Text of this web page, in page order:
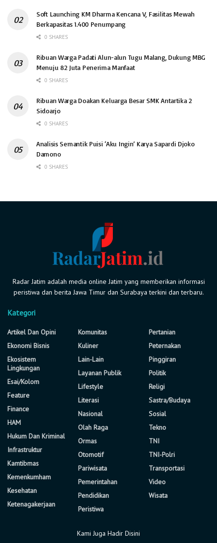
Soft Launching KM Dharma Kencana V, Fasilitas Mewah
Berkapasitas 1.400 Penumpang
0 SHARES
Ribuan Warga Padati Alun-alun Tugu Malang, Dukung MBG
Menuju 82 Juta Penerima Manfaat
0 SHARES
Ribuan Warga Doakan Keluarga Besar SMK Antartika 2
Sidoarjo
0 SHARES
Analisis Semantik Puisi ‘Aku Ingin’ Karya Sapardi Djoko
Damono
0 SHARES
Radar Jatim adalah media online Jatim yang memberikan informasi
peristiwa dan berita Jawa Timur dan Surabaya terkini dan terbaru.
Kategori
Artikel Dan Opini
Ekonomi Bisnis
Ekosistem
Lingkungan
Esai/Kolom
Feature
Finance
HAM
Hukum Dan Kriminal
Infrastruktur
Kamtibmas
Kemenkumham
Kesehatan
Ketenagakerjaan
Komunitas
Kuliner
Lain-Lain
Layanan Publik
Lifestyle
Literasi
Nasional
Olah Raga
Ormas
Otomotif
Pariwisata
Pemerintahan
Pendidikan
Peristiwa
Pertanian
Peternakan
Pinggiran
Politik
Religi
Sastra/Budaya
Sosial
Tekno
TNI
TNI-Polri
Transportasi
Video
Wisata
Kami Juga Hadir Disini